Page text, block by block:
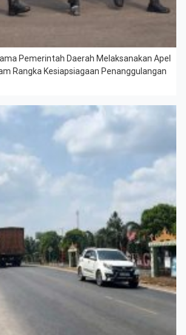
Pemerintah Daerah Melaksanakan Apel
Rangka Kesiapsiagaan Penanggulangan